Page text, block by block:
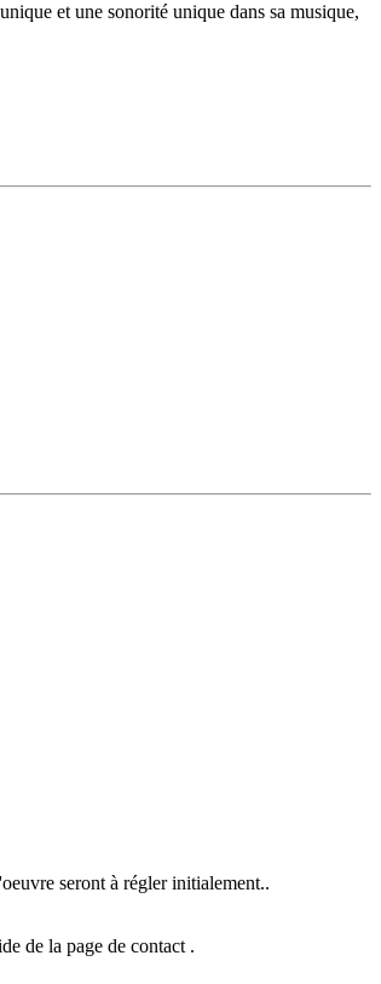
et une sonorité unique dans sa musique,
seront à régler initialement..
de la page de contact .